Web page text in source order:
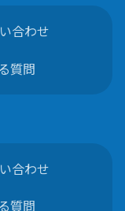
合わせ
質問
合わせ
質問